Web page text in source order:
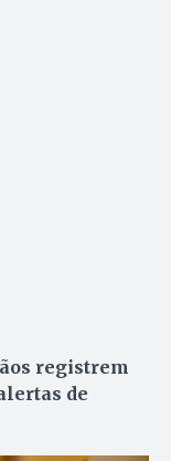
registrem
de